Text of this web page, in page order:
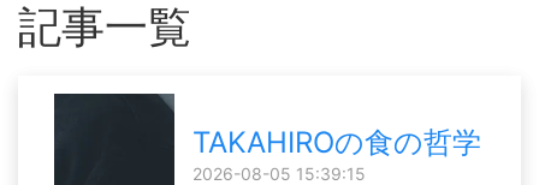
記事一覧
TAKAHIROの食の哲学
2026-08-05 15:39:15